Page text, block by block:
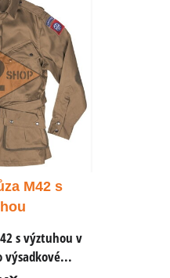
M42 s
s výztuhou v